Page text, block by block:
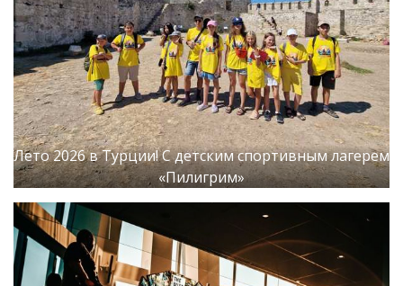
Лето 2026 в Турции! С детским спортивным лагерем
«Пилигрим»